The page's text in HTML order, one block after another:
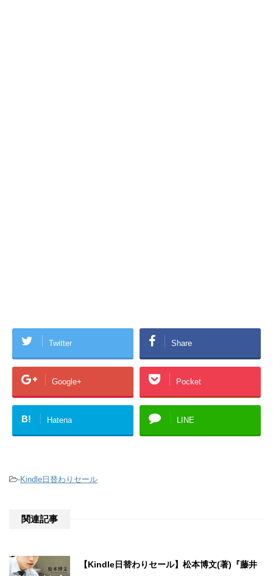
Twitter Share
Google+ Pocket
B! Hatena LINE
-Kindle日替わりセール
関連記事
【Kindle日替わりセール】松本博文(著)『藤井